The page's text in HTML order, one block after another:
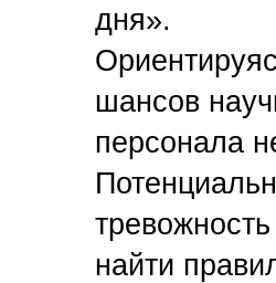
дня».
шансов
персонала
найти